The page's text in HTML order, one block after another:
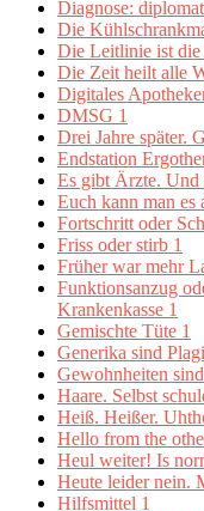
Diagnose:
Die
Die Leitlinie ist
Die Zeit heilt alle
Digitales
DMSG 1
Drei Jahre später.
Endstation
Es gibt Ärzte. Und
Euch kann man es
Fortschritt oder
Friss oder stirb 1
Früher war mehr
Funktionsanzug
Krankenkasse 1
Gemischte Tüte 1
Generika sind
Gewohnheiten
Haare. Selbst
Heiß. Heißer.
Hello from the
Heul weiter! Is
Heute leider nein.
Hilfsmittel 1